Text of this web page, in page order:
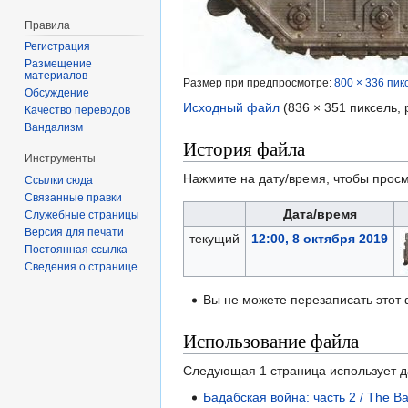
Размер при предпросмотре: 800 × 336
Исходный файл (836 × 351 пиксель,
История файла
Нажмите на дату/время, чтобы
Дата/время
текущий
12:00, 8 октября 2019
Вы не можете перезаписать этот
Использование файла
Следующая 1 страница использует
Бадабская война: часть 2 / The
Правила
Регистрация
Размещение
материалов
Обсуждение
Качество переводов
Вандализм
Инструменты
Ссылки сюда
Связанные правки
Служебные страницы
Версия для печати
Постоянная ссылка
Сведения о странице